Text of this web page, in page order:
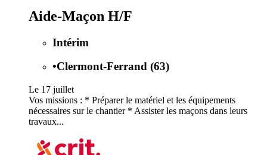
Aide-Maçon H/F
Intérim
•Clermont-Ferrand (63)
Le 17 juillet
Vos missions : * Préparer le matériel et les équipements
nécessaires sur le chantier * Assister les maçons dans leurs
travaux...